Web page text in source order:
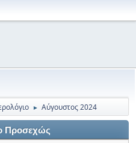
► Αύγουστος 2024
Προσεχώς